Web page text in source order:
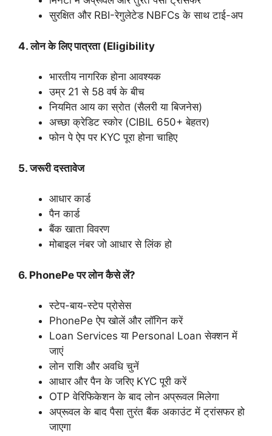
सुरक्षित और RBI-रेगुलेटेड NBFCs के साथ टाई-अप
4. लोन के लिए पात्रता (Eligibility
भारतीय नागरिक होना आवश्यक
उम्र 21 से 58 वर्ष के बीच
नियमित आय का स्रोत (सैलरी या बिजनेस)
अच्छा क्रेडिट स्कोर (CIBIL 650+ बेहतर)
फोन पे ऐप पर KYC पूरा होना चाहिए
5. जरूरी दस्तावेज
आधार कार्ड
पैन कार्ड
बैंक खाता विवरण
मोबाइल नंबर जो आधार से लिंक हो
6. PhonePe पर लोन कैसे लें?
स्टेप-बाय-स्टेप प्रोसेस
PhonePe ऐप खोलें और लॉगिन करें
Loan Services या Personal Loan सेक्शन में
जाएं
लोन राशि और अवधि चुनें
आधार और पैन के जरिए KYC पूरी करें
OTP वेरिफिकेशन के बाद लोन अप्रूवल मिलेगा
अप्रूवल के बाद पैसा तुरंत बैंक अकाउंट में ट्रांसफर हो
जाएगा